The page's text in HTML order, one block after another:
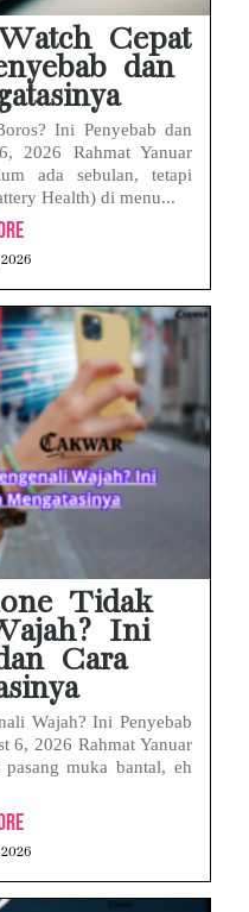
Cepat
dan
Ini Penyebab dan
2026 Rahmat Yanuar
ada sebulan, tetapi
Health) di menu...
Tidak
Ini
Cara
Wajah? Ini Penyebab
6, 2026 Rahmat Yanuar
muka bantal, eh